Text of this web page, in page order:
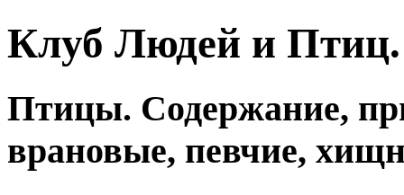
Клуб Людей и
Птицы. Содержание,
врановые, певчие,